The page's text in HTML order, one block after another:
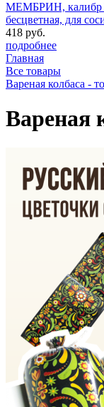
МЕМБРИН, калибр
бесцветная, для
418 руб.
подробнее
Главная
Все товары
Вареная колбаса -
Вареная